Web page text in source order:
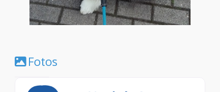
Fotos